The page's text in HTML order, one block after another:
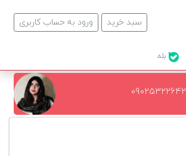
ورود به حساب کاربری سبد خرید
۰۹۰۲۵۳۲۲۶۴۲